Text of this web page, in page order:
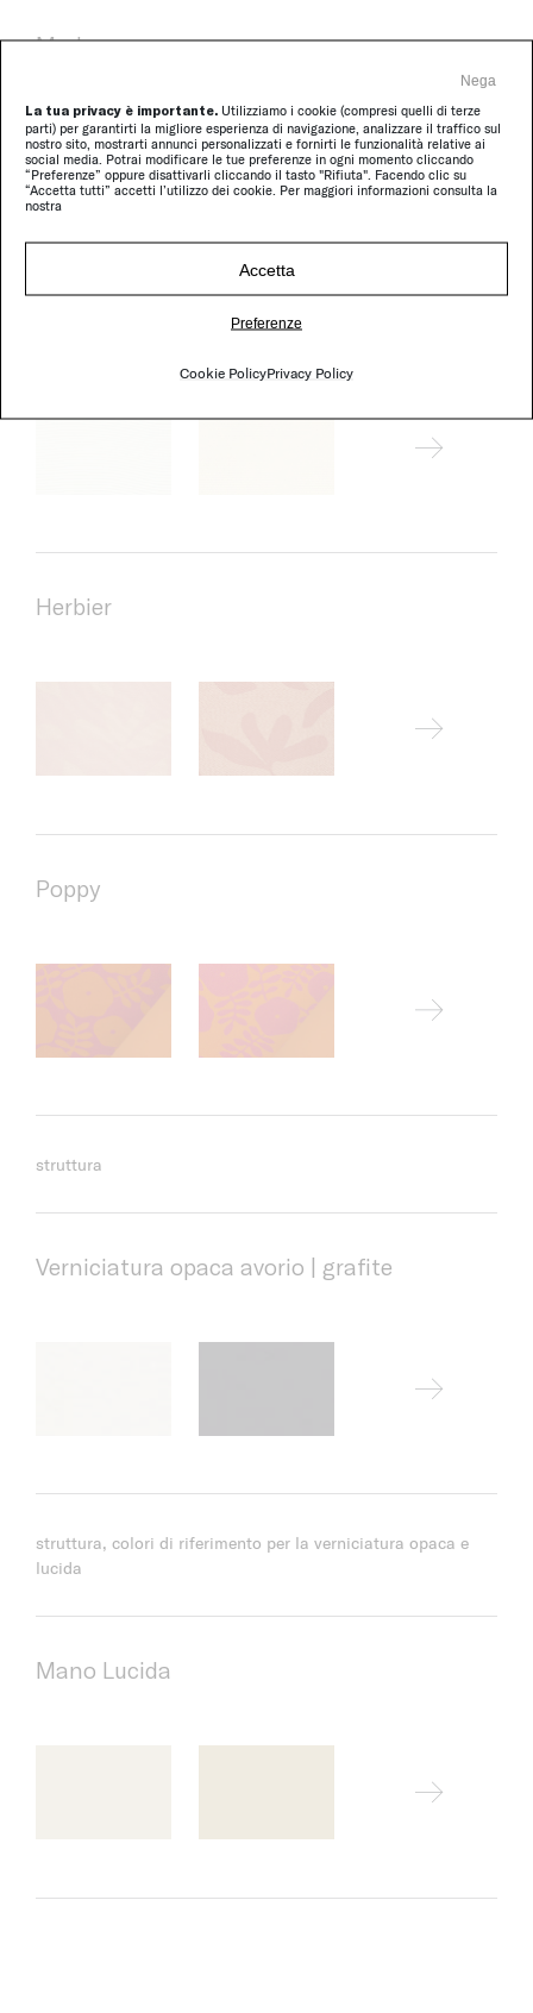
La tua privacy è importante. Utilizziamo i cookie (compresi quelli di terze
parti) per garantirti la migliore esperienza di navigazione, analizzare il traffico sul
nostro sito, mostrarti annunci personalizzati e fornirti le funzionalità relative ai
social media. Potrai modificare le tue preferenze in ogni momento cliccando
“Preferenze” oppure disattivarli cliccando il tasto "Rifiuta". Facendo clic su
“Accetta tutti” accetti l’utilizzo dei cookie. Per maggiori informazioni consulta la
nostra
Accetta
Nega
Preferenze
Cookie PolicyPrivacy Policy
Madras
Herbier
Poppy
struttura
Verniciatura opaca avorio | grafite
struttura, colori di riferimento per la verniciatura opaca e
lucida
Mano Lucida